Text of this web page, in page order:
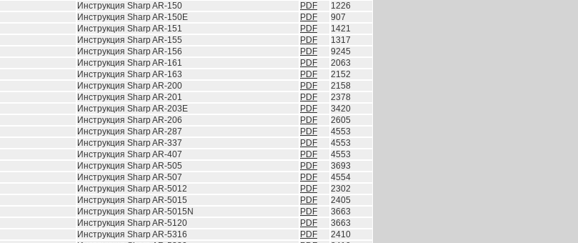
Инструкция Sharp AR-150 PDF
1226
Инструкция Sharp AR-150E PDF
907
Инструкция Sharp AR-151 PDF
1421
Инструкция Sharp AR-155 PDF
1317
Инструкция Sharp AR-156 PDF
9245
Инструкция Sharp AR-161 PDF
2063
Инструкция Sharp AR-163 PDF
2152
Инструкция Sharp AR-200 PDF
2158
Инструкция Sharp AR-201 PDF
2378
Инструкция Sharp AR-203E PDF
3420
Инструкция Sharp AR-206 PDF
2605
Инструкция Sharp AR-287 PDF
4553
Инструкция Sharp AR-337 PDF
4553
Инструкция Sharp AR-407 PDF
4553
Инструкция Sharp AR-505 PDF
3693
Инструкция Sharp AR-507 PDF
4554
Инструкция Sharp AR-5012 PDF
2302
Инструкция Sharp AR-5015 PDF
2405
Инструкция Sharp AR-5015N PDF
3663
Инструкция Sharp AR-5120 PDF
3663
Инструкция Sharp AR-5316 PDF
2410